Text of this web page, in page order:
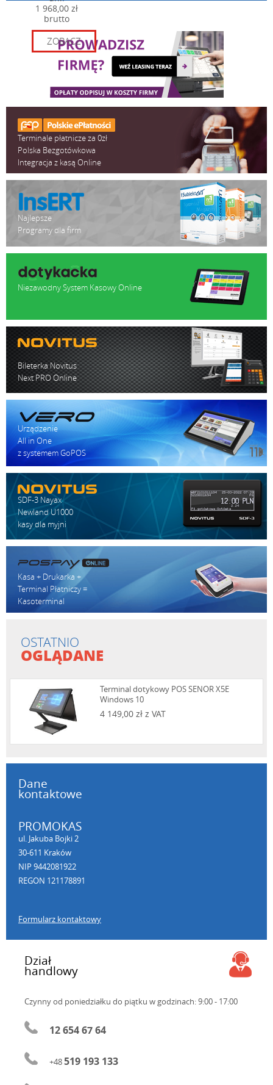
Wilgotność
Pobór mocy
Sieć bezprzewodowa - 802/11
Bluetooth 4.1
Wyświetlacz klienta - 11,6”/
2 linii
Czytnik kart magnetycznych - 1,2,3
CRFID ISO/IEC 14443A /13.56/
Czytnik linii papilarnych
1 968,00 zł
brutto
ZOBACZ
Terminale płatnicze za 0zł
Polska Bezgotówkowa
Integracja z kasą Online
Najlepsze
Programy dla firm
Niezawodny System Kasowy Online
Bileterka Novitus
Next PRO Online
Urządzenie
All in One
z systemem GoPOS
SDF-3 Nayax
Newland U1000
kasy dla myjni
Kasa + Drukarka +
Terminal Płatniczy =
Kasoterminal
OSTATNIO
OGLĄDANE
Terminal dotykowy POS SENOR X5E
Windows 10
4 149,00 zł z VAT
Dane
kontaktowe
PROMOKAS
ul. Jakuba Bojki 2
30-611 Kraków
NIP 9442081922
REGON 121178891
Formularz kontaktowy
Dział
handlowy
Czynny od poniedziałku do piątku w godzinach: 9:00 - 17:00
12 654 67 64
+48519 193 133